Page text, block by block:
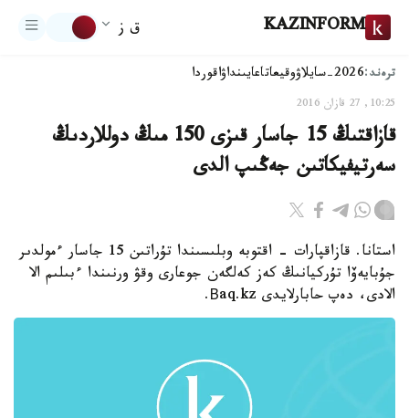
KAZINFORM ق ز
ترەند:2026-سايلاۋ وقيعاتاعايىنداۋاقوردا
10:25, 27 قازان 2016
قازاقتىڭ 15 جاسار قىزى 150 مىڭ دوللاردىڭ
سەرتيفيكاتىن جەڭىپ الدى
استانا. قازاقپارات - اقتوبە وبلىسىندا تۇراتىن 15 جاسار ءمولدىر
جۇبايەۆا تۇركيانىڭ كەز كەلگەن جوعارى وقۋ ورنىندا ءبىلىم الا
الادى، دەپ حابارلايدى Вaq.kz.